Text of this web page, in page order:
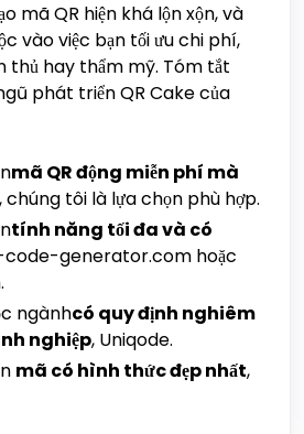
mã QR hiện khá lộn xộn, và
vào việc bạn tối ưu chi phí,
thủ hay thẩm mỹ. Tóm tắt
phát triển QR Cake của
mã QR động miễn phí mà
, chúng tôi là lựa chọn phù hợp.
tính năng tối đa và có
code-generator.com hoặc
ngànhcó quy định nghiêm
nghiệp, Uniqode.
mã có hình thức đẹp nhất,